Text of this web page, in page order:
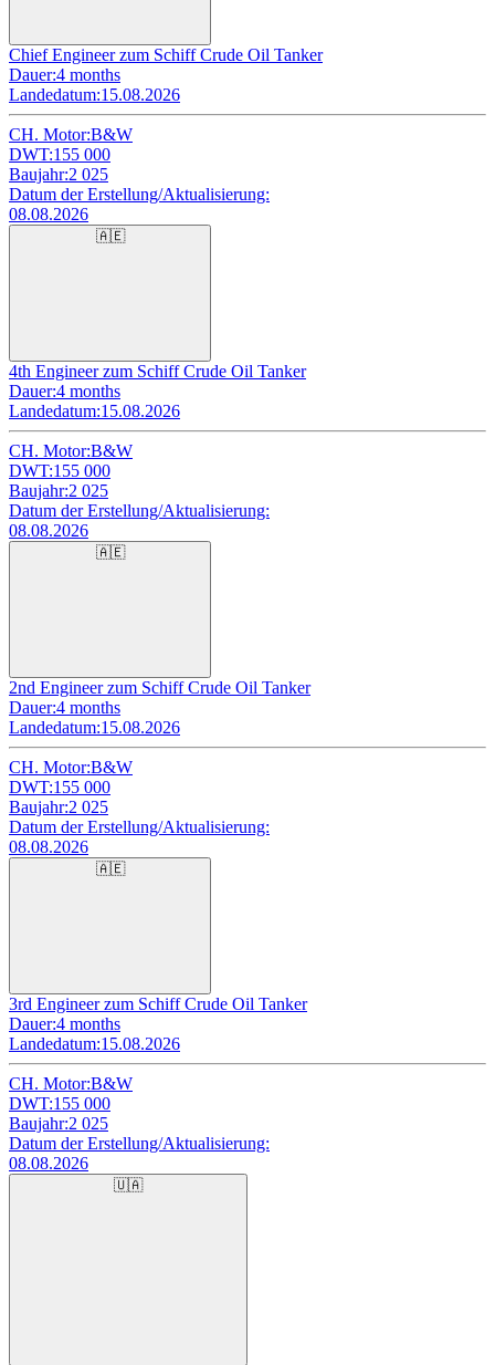
Chief Engineer zum Schiff Crude Oil Tanker
Dauer:4 months
Landedatum:15.08.2026
CH. Motor:B&W
DWT:155 000
Baujahr:2 025
Datum der Erstellung/Aktualisierung:
08.08.2026
🇦🇪
4th Engineer zum Schiff Crude Oil Tanker
Dauer:4 months
Landedatum:15.08.2026
CH. Motor:B&W
DWT:155 000
Baujahr:2 025
Datum der Erstellung/Aktualisierung:
08.08.2026
🇦🇪
2nd Engineer zum Schiff Crude Oil Tanker
Dauer:4 months
Landedatum:15.08.2026
CH. Motor:B&W
DWT:155 000
Baujahr:2 025
Datum der Erstellung/Aktualisierung:
08.08.2026
🇦🇪
3rd Engineer zum Schiff Crude Oil Tanker
Dauer:4 months
Landedatum:15.08.2026
CH. Motor:B&W
DWT:155 000
Baujahr:2 025
Datum der Erstellung/Aktualisierung:
08.08.2026
🇺🇦